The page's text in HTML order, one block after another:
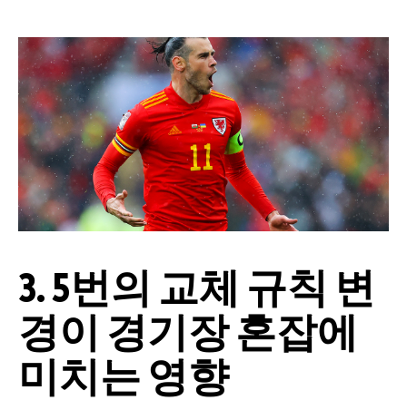
3. 5번의 교체 규칙 변
경이 경기장 혼잡에
미치는 영향